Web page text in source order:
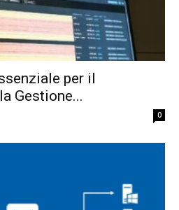
per il
Gestione...
0